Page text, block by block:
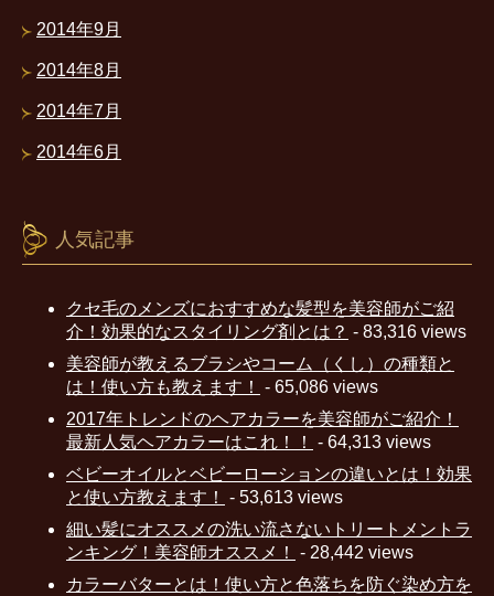
2014年9月
2014年8月
2014年7月
2014年6月
人気記事
クセ毛のメンズにおすすめな髪型を美容師がご紹
介！効果的なスタイリング剤とは？ - 83,316 views
美容師が教えるブラシやコーム（くし）の種類と
は！使い方も教えます！
- 65,086 views
2017年トレンドのヘアカラーを美容師がご紹介！
最新人気ヘアカラーはこれ！！
- 64,313 views
ベビーオイルとベビーローションの違いとは！効果
と使い方教えます！
- 53,613 views
細い髪にオススメの洗い流さないトリートメントラ
ンキング！美容師オススメ！
- 28,442 views
カラーバターとは！使い方と色落ちを防ぐ染め方を